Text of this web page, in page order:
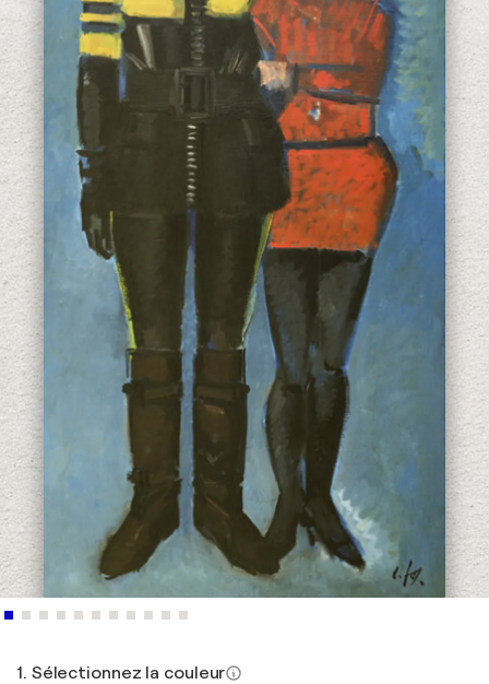
1. Sélectionnez la couleur